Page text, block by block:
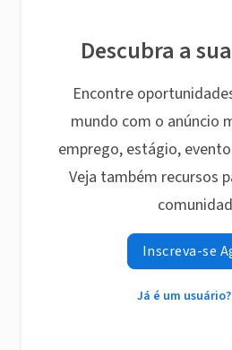
Descubra a
Encontre
mundo com o anúncio
emprego, estágio,
Veja também recursos
Inscreva-se
Já é um